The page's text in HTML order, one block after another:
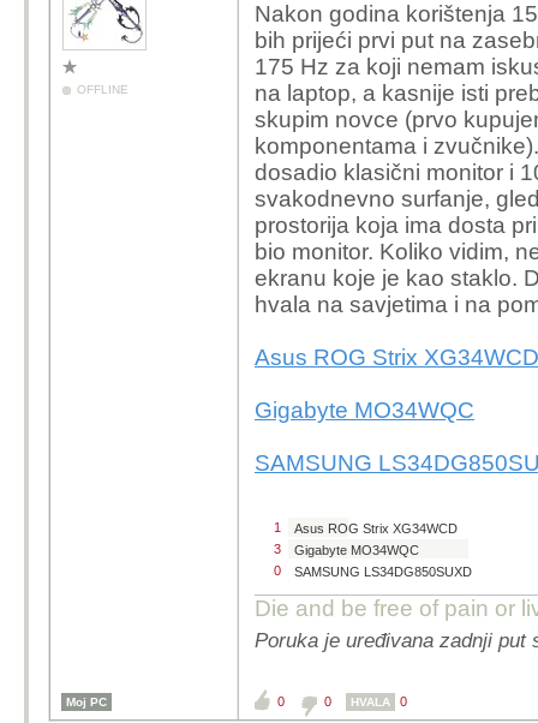
OFFLINE
Nakon godina korištenja
bih prijeći prvi put na
175 Hz za koji nemam
na laptop, a kasnije isti
skupim novce (prvo
komponentama i
dosadio klasični monitor i
svakodnevno surfanje,
prostorija koja ima dosta
bio monitor. Koliko vidim,
ekranu koje je kao staklo.
hvala na savjetima i na
Asus ROG Strix XG34WCD
Gigabyte MO34WQC
SAMSUNG
1
Asus ROG Strix XG34WCD
3
Gigabyte MO34WQC
0
SAMSUNG LS34DG850SUXD
Die and be free of pain or
Poruka je uređivana zadnji put
Moj PC 0 0 HVALA 0